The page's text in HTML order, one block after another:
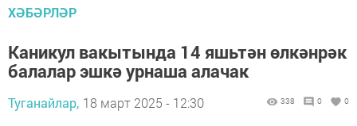
ХӘБӘРЛӘР
Каникул вакытында 14 яшьтән өлкәнрәк
балалар эшкә урнаша алачак
Туганайлар, 18 март 2025 - 12:30 338 0 0